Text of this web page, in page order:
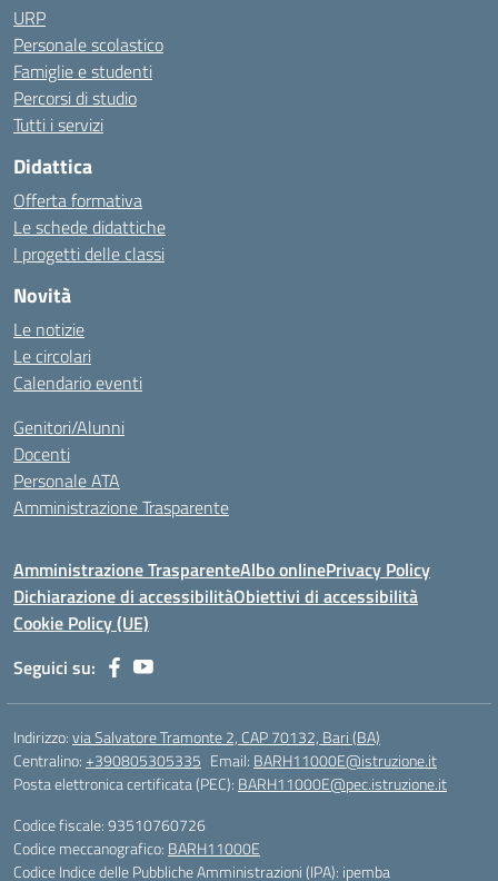
URP
Personale scolastico
Famiglie e studenti
Percorsi di studio
Tutti i servizi
Didattica
Offerta formativa
Le schede didattiche
I progetti delle classi
Novità
Le notizie
Le circolari
Calendario eventi
Genitori/Alunni
Docenti
Personale ATA
Amministrazione Trasparente
Amministrazione TrasparenteAlbo onlinePrivacy Policy
Dichiarazione di accessibilitàObiettivi di accessibilità
Cookie Policy (UE)
Seguici su:
Indirizzo:via Salvatore Tramonte 2, CAP 70132, Bari (BA)
Centralino:+390805305335 Email: BARH11000E@istruzione.it
Posta elettronica certificata (PEC): BARH11000E@pec.istruzione.it
Codice fiscale: 93510760726
Codice meccanografico: BARH11000E
Codice Indice delle Pubbliche Amministrazioni (IPA): ipemba